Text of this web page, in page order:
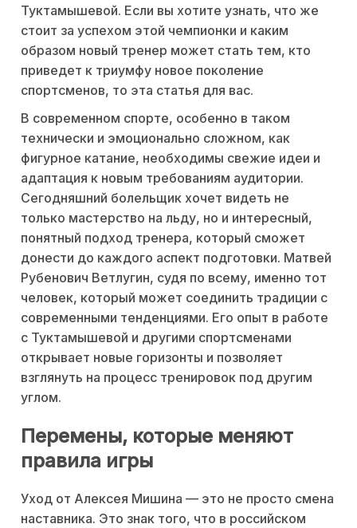
Туктамышевой. Если вы хотите узнать, что же
стоит за успехом этой чемпионки и каким
образом новый тренер может стать тем, кто
приведет к триумфу новое поколение
спортсменов, то эта статья для вас.
В современном спорте, особенно в таком
технически и эмоционально сложном, как
фигурное катание, необходимы свежие идеи и
адаптация к новым требованиям аудитории.
Сегодняшний болельщик хочет видеть не
только мастерство на льду, но и интересный,
понятный подход тренера, который сможет
донести до каждого аспект подготовки. Матвей
Рубенович Ветлугин, судя по всему, именно тот
человек, который может соединить традиции с
современными тенденциями. Его опыт в работе
с Туктамышевой и другими спортсменами
открывает новые горизонты и позволяет
взглянуть на процесс тренировок под другим
углом.
Перемены, которые меняют
правила игры
Уход от Алексея Мишина — это не просто смена
наставника. Это знак того, что в российском